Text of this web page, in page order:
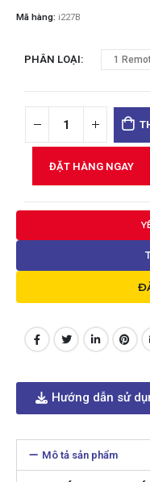
Mã hàng: i227B
PHÂN LOẠI 1
ĐẶT HÀNG NGAY
Hướng dẫn sử
Mô tả sản phẩm